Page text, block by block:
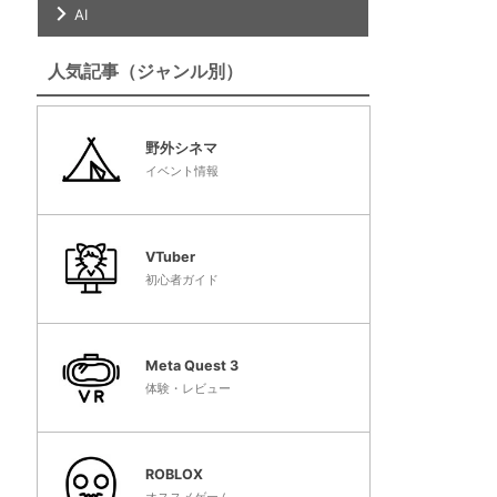
AI
人気記事（ジャンル別）
野外シネマ
イベント情報
VTuber
初心者ガイド
Meta Quest 3
体験・レビュー
ROBLOX